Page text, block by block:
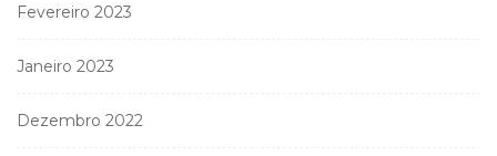
Fevereiro 2023
Janeiro 2023
Dezembro 2022